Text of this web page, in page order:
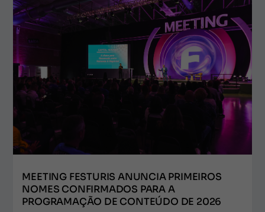
MEETING FESTURIS ANUNCIA PRIMEIROS
NOMES CONFIRMADOS PARA A
PROGRAMAÇÃO DE CONTEÚDO DE 2026